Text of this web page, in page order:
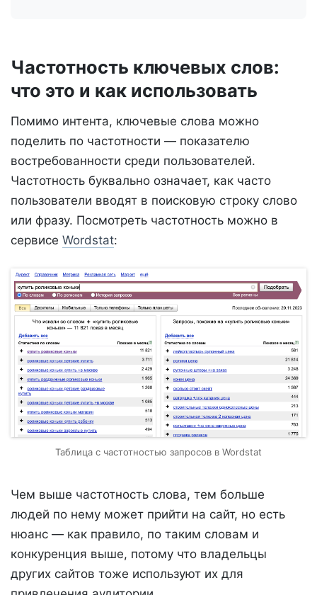
Частотность ключевых слов:
что это и как использовать
Помимо интента, ключевые слова можно
поделить по частотности — показателю
востребованности среди пользователей.
Частотность буквально означает, как часто
пользователи вводят в поисковую строку слово
или фразу. Посмотреть частотность можно в
сервисе Wordstat:
Таблица с частотностью запросов в Wordstat
Чем выше частотность слова, тем больше
людей по нему может прийти на сайт, но есть
нюанс — как правило, по таким словам и
конкуренция выше, потому что владельцы
других сайтов тоже используют их для